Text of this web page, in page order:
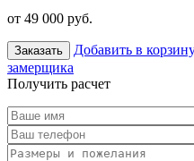
от 49 000 руб.
Заказать Добавить в
замерщика
Получить расчет